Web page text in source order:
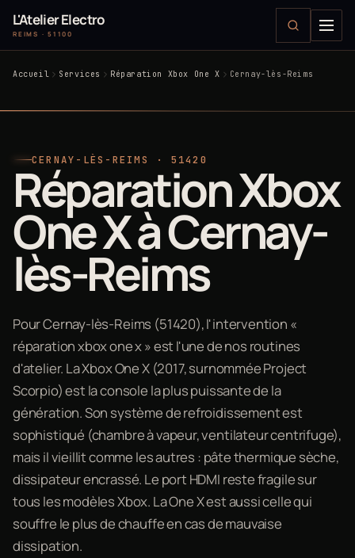
L'Atelier Electro
REIMS · 51100
Accueil Services Réparation Xbox One X Cernay-lès-Reims
CERNAY-LÈS-REIMS · 51420
Réparation Xbox
One X à Cernay-
lès-Reims
Pour Cernay-lès-Reims (51420), l'intervention «
réparation xbox one x » est l'une de nos routines
d'atelier. La Xbox One X (2017, surnommée Project
Scorpio) est la console la plus puissante de la
génération. Son système de refroidissement est
sophistiqué (chambre à vapeur, ventilateur centrifuge),
mais il vieillit comme les autres : pâte thermique sèche,
dissipateur encrassé. Le port HDMI reste fragile sur
tous les modèles Xbox. La One X est aussi celle qui
souffre le plus de chauffe en cas de mauvaise
dissipation.